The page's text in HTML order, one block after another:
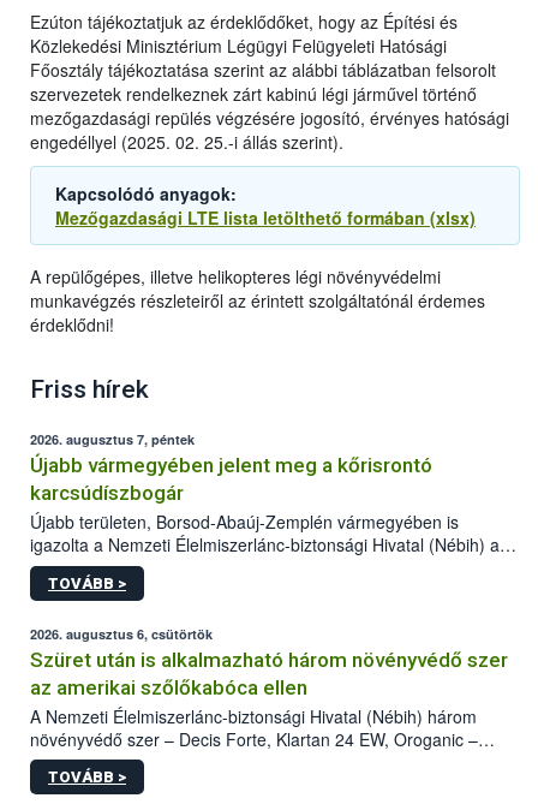
Ezúton tájékoztatjuk az érdeklődőket, hogy az Építési és
Közlekedési Minisztérium Légügyi Felügyeleti Hatósági
Főosztály tájékoztatása szerint az alábbi táblázatban felsorolt
szervezetek rendelkeznek zárt kabinú légi járművel történő
mezőgazdasági repülés végzésére jogosító, érvényes hatósági
engedéllyel (2025. 02. 25.-i állás szerint).
Kapcsolódó anyagok:
Mezőgazdasági LTE lista letölthető formában (xlsx)
A repülőgépes, illetve helikopteres légi növényvédelmi
munkavégzés részleteiről az érintett szolgáltatónál érdemes
érdeklődni!
Friss hírek
2026. augusztus 7, péntek
Újabb vármegyében jelent meg a kőrisrontó
karcsúdíszbogár
Újabb területen, Borsod-Abaúj-Zemplén vármegyében is
igazolta a Nemzeti Élelmiszerlánc-biztonsági Hivatal (Nébih) a
kőrisrontó karcsúdíszbogár (Agrilus planipennis) jelenlétét. A
kártevőt nem csak színcsapdában találták meg, de már fertőzött
az intenzív felderítést, emellett az intézkedéseket a szlovák
hatósággal is összehangolják a terjedés megállítása érdekében.
TOVÁBB >
2026. augusztus 6, csütörtök
Szüret után is alkalmazható három növényvédő szer
az amerikai szőlőkabóca ellen
A Nemzeti Élelmiszerlánc-biztonsági Hivatal (Nébih) három
növényvédő szer – Decis Forte, Klartan 24 EW, Oroganic –
engedélyokiratát módosította, így azok a szüretet követően,
egészen a vesszőérettség (BBCH 91) stádiumáig
TOVÁBB >